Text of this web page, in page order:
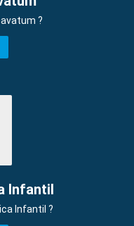
?
Infantil
Infantil ?